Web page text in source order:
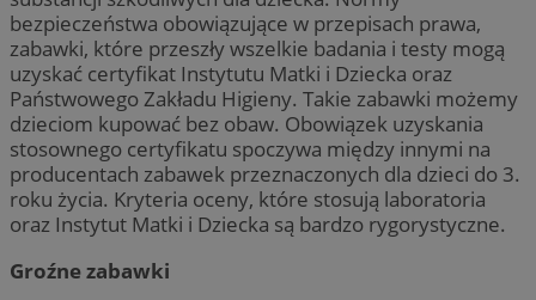
bezpieczeństwa obowiązujące w przepisach prawa,
zabawki, które przeszły wszelkie badania i testy mogą
uzyskać certyfikat Instytutu Matki i Dziecka oraz
Państwowego Zakładu Higieny. Takie zabawki możemy
dzieciom kupować bez obaw. Obowiązek uzyskania
stosownego certyfikatu spoczywa między innymi na
producentach zabawek przeznaczonych dla dzieci do 3.
roku życia. Kryteria oceny, które stosują laboratoria
oraz Instytut Matki i Dziecka są bardzo rygorystyczne.
Groźne zabawki